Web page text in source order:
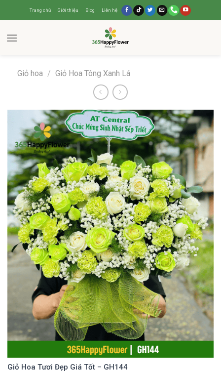
Trang chủ Giới thiệu Blog Liên hệ
Giỏ hoa / Giỏ Hoa Tông Xanh Lá
Giỏ Hoa Tươi Đẹp Giá Tốt – GH144